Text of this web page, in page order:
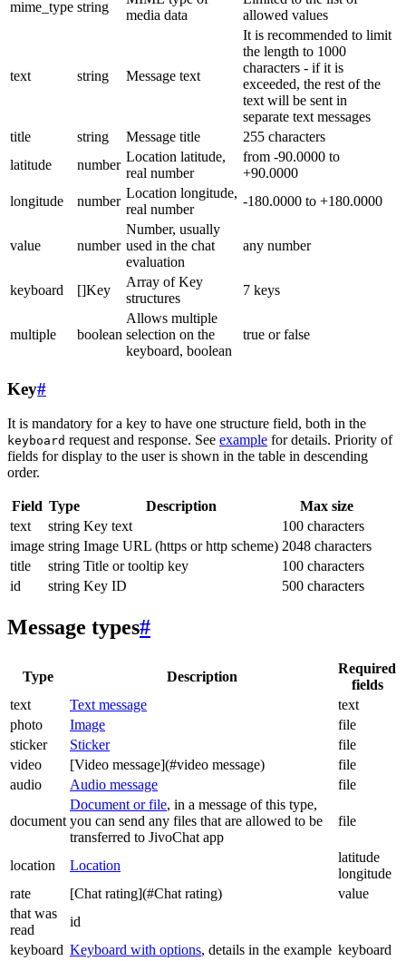
mime_type string
media data
allowed values
text string Message text
It is recommended to limit
the length to 1000
characters - if it is
exceeded, the rest of the
text will be sent in
separate text messages
title
string Message title
255 characters
latitude
number
Location latitude,
real number
from -90.0000 to
+90.0000
longitude
number
Location longitude,
real number
-180.0000 to +180.0000
value number
Number, usually
used in the chat
evaluation
any number
keyboard []Key
Array of Key
structures
7 keys
multiple boolean
Allows multiple
selection on the
keyboard, boolean
true or false
Key#
It is mandatory for a key to have one structure field, both in the
keyboard request and response. See example for details. Priority of
fields for display to the user is shown in the table in descending
order.
Field Type Description
Max size
text
string Key text
100 characters
image string Image URL (https or http scheme) 2048 characters
title
string Title or tooltip key
100 characters
id
string Key ID 500 characters
Message types#
Type Description
Required
fields
text
Text message
text
photo
Image
file
sticker
Sticker
file
video
[Video message](#video message)
file
audio
Audio message file
document
Document or file, in a message of this type,
you can send any files that are allowed to be
transferred to JivoChat app
file
location Location
latitude
longitude
rate
[Chat rating](#Chat rating)
value
that was
read
id
keyboard Keyboard with options, details in the example keyboard